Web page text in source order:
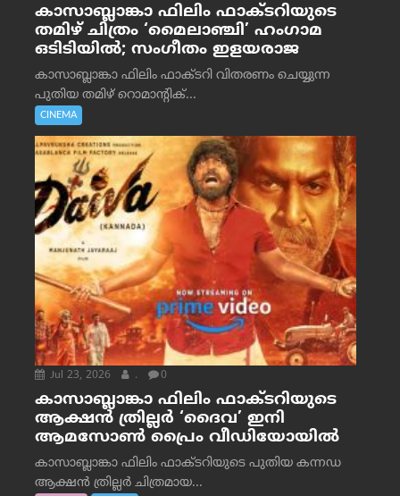
കാസാബ്ലാങ്കാ ഫിലിം ഫാക്ടറിയുടെ
തമിഴ് ചിത്രം ‘മൈലാഞ്ചി’ ഹംഗാമ
ഒടിടിയിൽ; സംഗീതം ഇളയരാജ
കാസാബ്ലാങ്കാ ഫിലിം ഫാക്ടറി വിതരണം ചെയ്യുന്ന
പുതിയ തമിഴ് റൊമാന്റിക്...
CINEMA
Jul 23, 2026 . 0
കാസാബ്ലാങ്കാ ഫിലിം ഫാക്ടറിയുടെ
ആക്ഷൻ ത്രില്ലർ ‘ദൈവ’ ഇനി
ആമസോൺ പ്രൈം വീഡിയോയിൽ
കാസാബ്ലാങ്കാ ഫിലിം ഫാക്ടറിയുടെ പുതിയ കന്നഡ
ആക്ഷൻ ത്രില്ലർ ചിത്രമായ...